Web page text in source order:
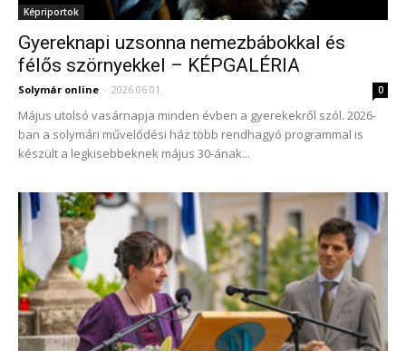
Képriportok
Gyereknapi uzsonna nemezbábokkal és
félős szörnyekkel – KÉPGALÉRIA
Solymár online - 2026.06.01. 0
Május utolsó vasárnapja minden évben a gyerekekről szól. 2026-
ban a solymári művelődési ház több rendhagyó programmal is
készült a legkisebbeknek május 30-ának...